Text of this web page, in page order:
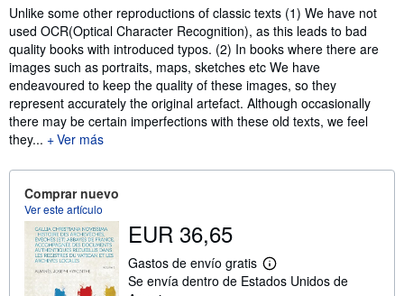
Sinopsis
Unlike some other reproductions of classic texts (1) We have not
used OCR(Optical Character Recognition), as this leads to bad
quality books with introduced typos. (2) In books where there are
images such as portraits, maps, sketches etc We have
endeavoured to keep the quality of these images, so they
represent accurately the original artefact. Although occasionally
there may be certain imperfections with these old texts, we feel
they...
Ver más
Comprar nuevo
Ver este artículo
EUR 36,65
Gastos de envío gratis
M
á
Se envía dentro de Estados Unidos de